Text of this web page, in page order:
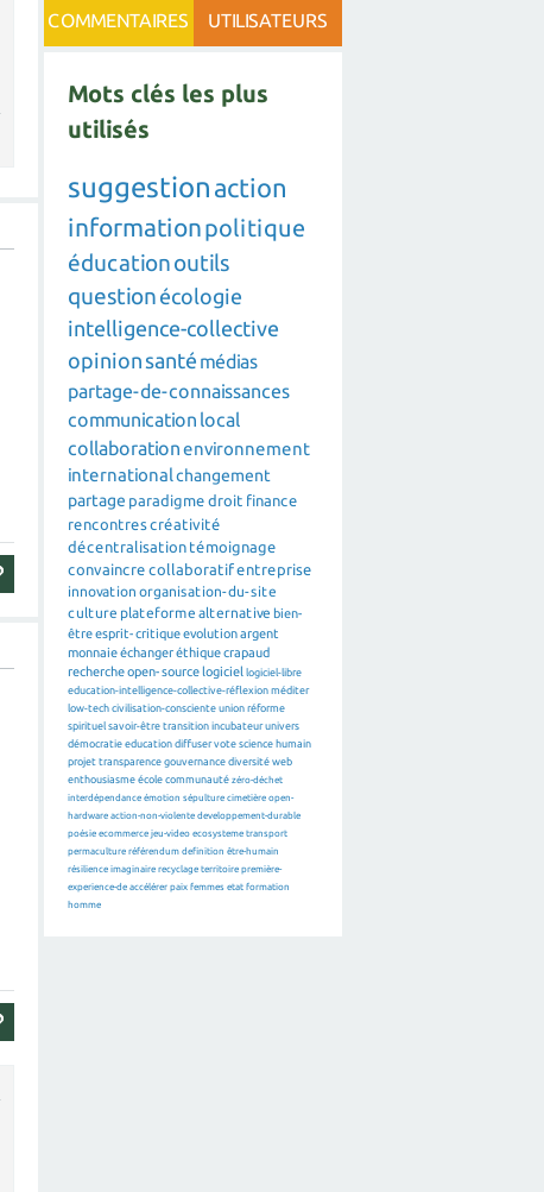
COMMENTAIRES UTILISATEURS
Mots clés les plus
utilisés
suggestion action
informationpolitique
éducationoutils
question écologie
intelligence-collective
opinion santé médias
partage-de-connaissances
communication local
collaborationenvironnement
internationalchangement
partage paradigme droit finance
rencontrescréativité
décentralisation témoignage
convaincre collaboratifentreprise
innovation organisation-du-site
culture plateforme alternative bien-
êtreesprit-critiqueevolutionargent
monnaieéchangeréthiquecrapaud
rechercheopen-source logiciel logiciel-libre
education-intelligence-collective-réflexion méditer
low-tech civilisation-consciente union réforme
spirituel savoir-être transition incubateur univers
démocratie education diffuser vote science humain
projet transparence gouvernance diversité web
enthousiasme école communauté zéro-déchet
interdépendance émotion sépulture cimetière open-
hardware action-non-violente developpement-durable
poésie ecommerce jeu-video ecosysteme transport
permaculture référendum definition être-humain
résilience imaginaire recyclage territoire première-
experience-de accélérer paix femmes etat formation
homme